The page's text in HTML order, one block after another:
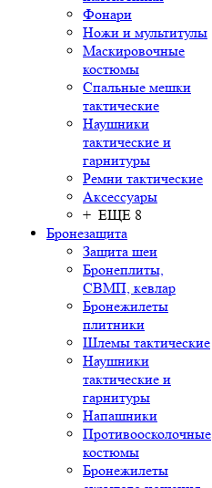
Фонари
Ножи и мультитулы
Маскировочные
костюмы
Спальные мешки
тактические
Наушники
тактические и
гарнитуры
Ремни тактические
Аксессуары
+ ЕЩЕ 8
Бронезащита
Защита шеи
Бронеплиты,
СВМП, кевлар
Бронежилеты
плитники
Шлемы тактические
Наушники
тактические и
гарнитуры
Напашники
Противоосколочные
костюмы
Бронежилеты